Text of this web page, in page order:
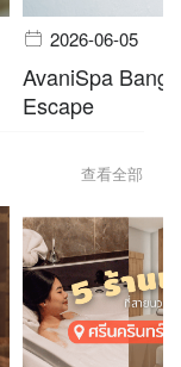
2026-06-05
AvaniSpa
Escape
查看全部